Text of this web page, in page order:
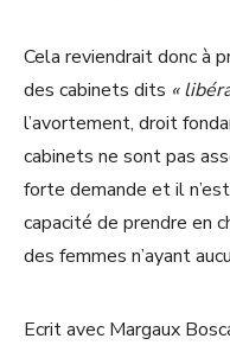
Cela reviendrait donc à
des cabinets dits «
l’avortement, droit
cabinets ne sont pas
forte demande et il
capacité de prendre en
des femmes n’ayant
Ecrit avec Margaux